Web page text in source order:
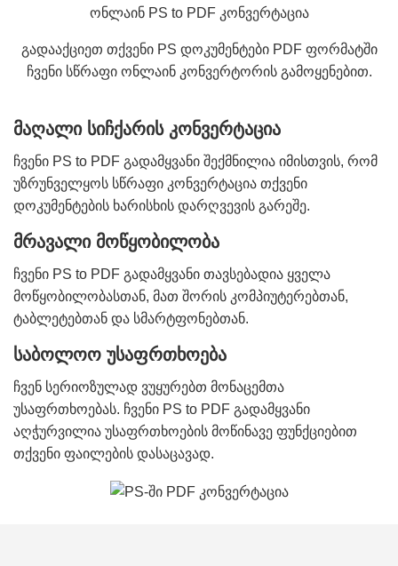
ონლაინ PS to PDF კონვერტაცია
გადააქციეთ თქვენი PS დოკუმენტები PDF ფორმატში
ჩვენი სწრაფი ონლაინ კონვერტორის გამოყენებით.
მაღალი სიჩქარის კონვერტაცია
ჩვენი PS to PDF გადამყვანი შექმნილია იმისთვის, რომ
უზრუნველყოს სწრაფი კონვერტაცია თქვენი
დოკუმენტების ხარისხის დარღვევის გარეშე.
მრავალი მოწყობილობა
ჩვენი PS to PDF გადამყვანი თავსებადია ყველა
მოწყობილობასთან, მათ შორის კომპიუტერებთან,
ტაბლეტებთან და სმარტფონებთან.
საბოლოო უსაფრთხოება
ჩვენ სერიოზულად ვუყურებთ მონაცემთა
უსაფრთხოებას. ჩვენი PS to PDF გადამყვანი
აღჭურვილია უსაფრთხოების მოწინავე ფუნქციებით
თქვენი ფაილების დასაცავად.